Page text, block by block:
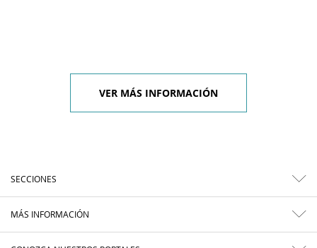
VER MÁS INFORMACIÓN
SECCIONES
MÁS INFORMACIÓN